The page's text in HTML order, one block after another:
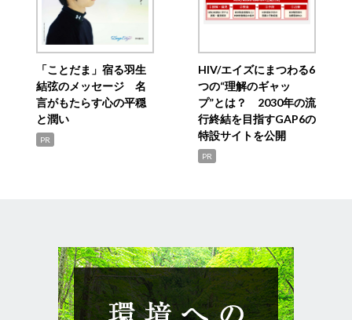
「ことだま」宿る羽生
結弦のメッセージ 名
言がもたらす心の平穏
と潤い
PR
HIV/エイズにまつわる6
つの“理解のギャッ
プ”とは？ 2030年の流
行終結を目指すGAP6の
特設サイトを公開
PR